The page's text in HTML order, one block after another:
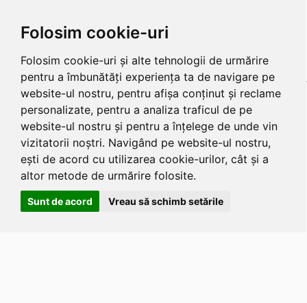
Folosim cookie-uri
Folosim cookie-uri și alte tehnologii de urmărire
pentru a îmbunătăți experiența ta de navigare pe
website-ul nostru, pentru afișa conținut și reclame
personalizate, pentru a analiza traficul de pe
website-ul nostru și pentru a înțelege de unde vin
vizitatorii noștri. Navigând pe website-ul nostru,
ești de acord cu utilizarea cookie-urilor, cât și a
altor metode de urmărire folosite.
Sunt de acord Vreau să schimb setările